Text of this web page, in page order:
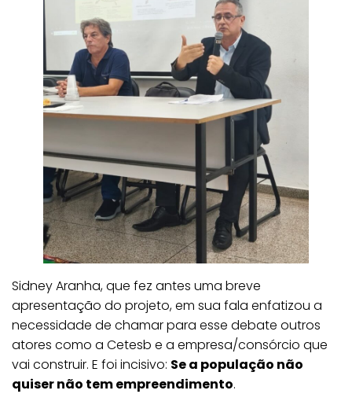
Sidney Aranha, que fez antes uma breve
apresentação do projeto, em sua fala enfatizou a
necessidade de chamar para esse debate outros
atores como a Cetesb e a empresa/consórcio que
vai construir. E foi incisivo: Se a população não
quiser não tem empreendimento.